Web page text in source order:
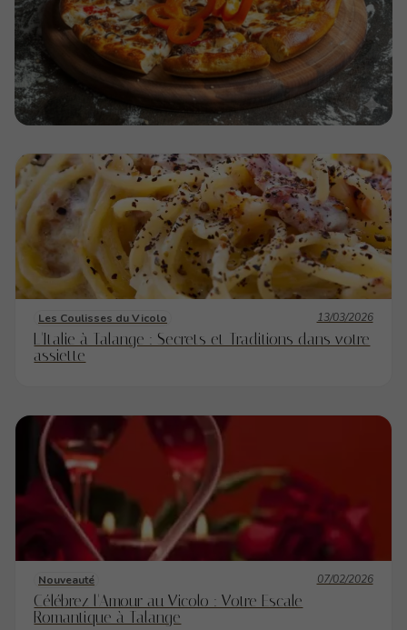
Les Coulisses du Vicolo 13/03/2026
L'Italie à Talange : Secrets et Traditions dans votre
assiette
Nouveauté 07/02/2026
Célébrez l'Amour au Vicolo : Votre Escale
Romantique à Talange